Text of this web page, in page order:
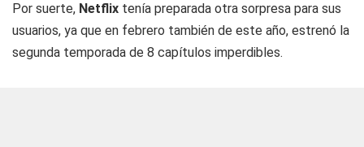
Por suerte, Netflix tenía preparada otra sorpresa para sus
usuarios, ya que en febrero también de este año, estrenó la
segunda temporada de 8 capítulos imperdibles.